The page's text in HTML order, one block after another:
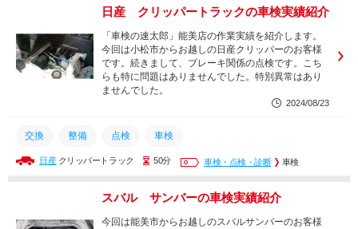
日産 クリッパートラックの車検実績紹介
「車検の速太郎」能美店の作業実績を紹介します。
今回は小松市からお越しの日産クリッパーのお客様
です。続きまして、ブレーキ関係の点検です。こち
らも特に問題はありませんでした。特別異常はあり
ませんでした。
2024/08/23
交換 整備 点検 車検
日産クリッパートラック 50分 車検・点検・診断 車検
スバル サンバーの車検実績紹介
今回は能美市からお越しのスバルサンバーのお客様